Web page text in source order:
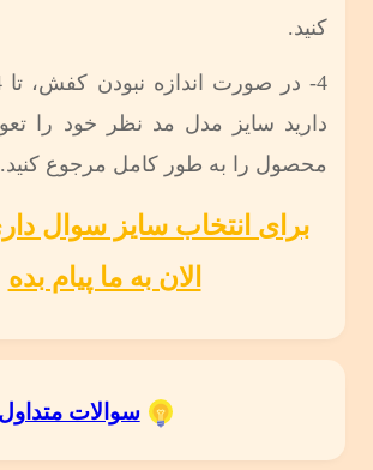
کنید.
دارید سایز مدل مد نظر خود را
محصول را به طور کامل مرجوع کنید.
برای انتخاب سایز سوال
الان به ما پیام بده
سوالات متداول